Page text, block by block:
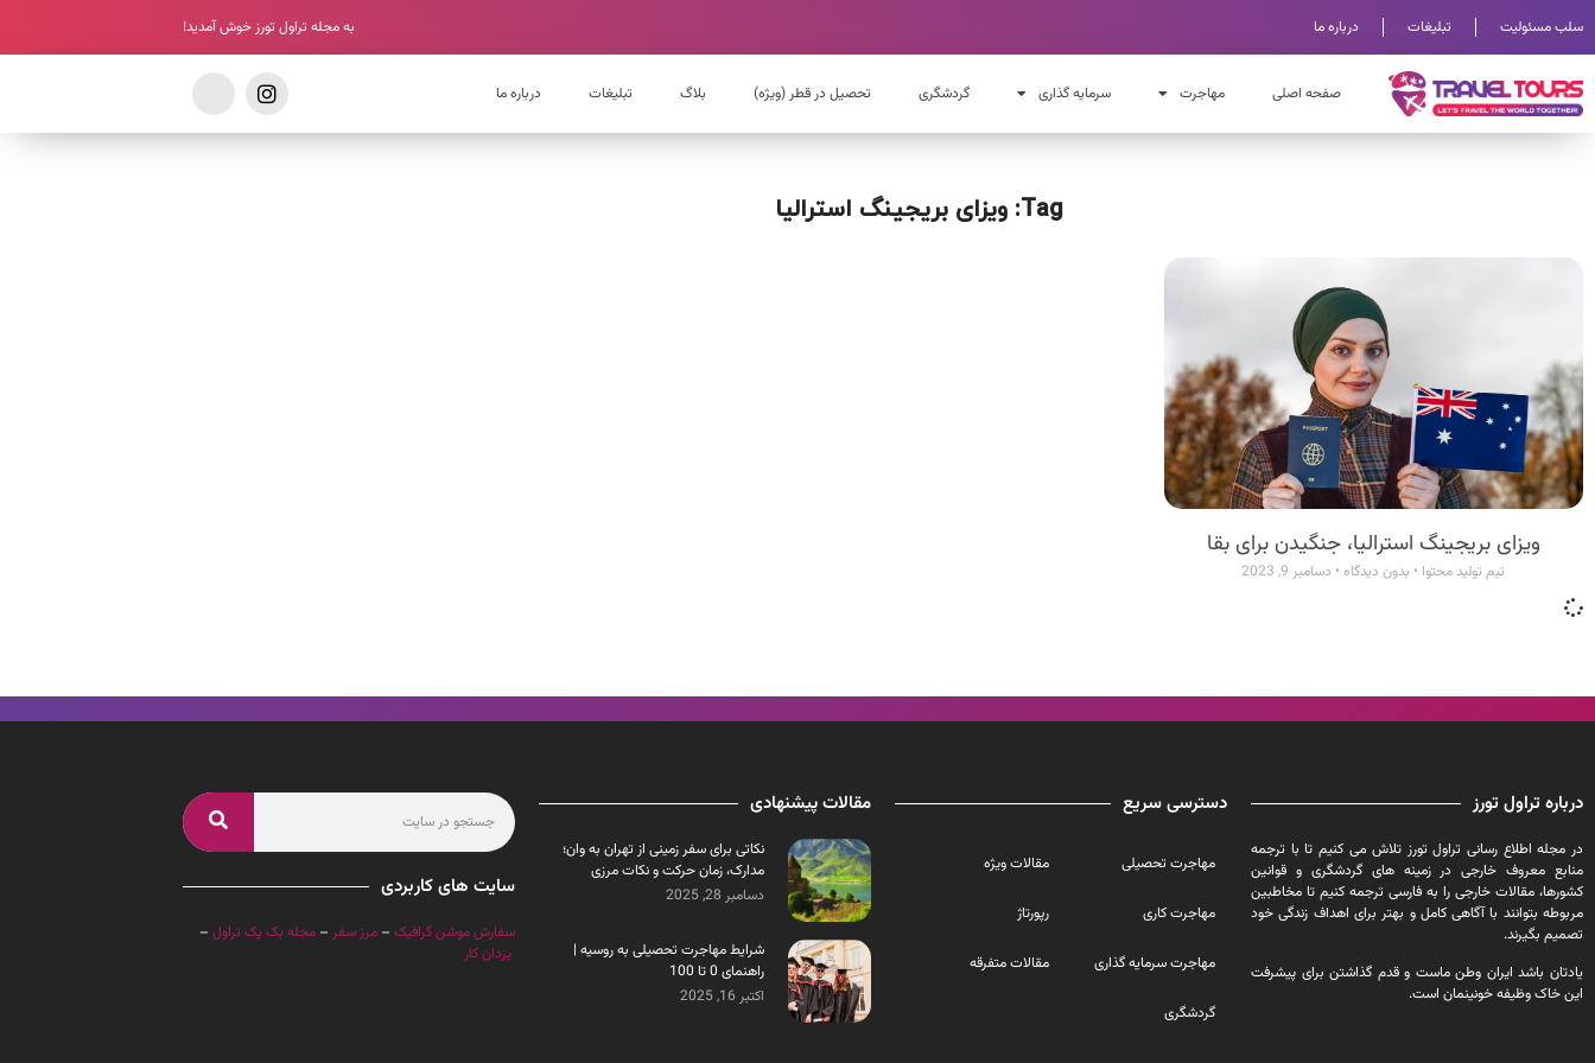
سلب مسئولیت تبلیغات درباره ما به مجله تراول تورز خوش آمدید!
صفحه اصلی مهاجرت سرمایه گذاری گردشگری تحصیل در قطر (ویژه) بلاگ تبلیغات درباره ما
Tag: ویزای بریجینگ استرالیا
ویزای بریجینگ استرالیا، جنگیدن برای بقا
تیم تولید محتوا بدون دیدگاه دسامبر 9, 2023
درباره تراول تورز
در مجله اطلاع رسانی تراول تورز تلاش می کنیم تا با ترجمه
منابع معروف خارجی در زمینه های گردشگری و قوانین
کشورها، مقالات خارجی را به فارسی ترجمه کنیم تا مخاطبین
مربوطه بتوانند با آگاهی کامل و بهتر برای اهداف زندگی خود
تصمیم بگیرند.
یادتان باشد ایران وطن ماست و قدم گذاشتن برای پیشرفت
این خاک وظیفه خونینمان است.
دسترسی سریع
مهاجرت تحصیلی
مهاجرت کاری
مهاجرت سرمایه گذاری
گردشگری
مقالات ویژه
رپورتاژ
مقالات متفرقه
مقالات پیشنهادی
نکاتی برای سفر زمینی از تهران به وان؛
مدارک، زمان حرکت و نکات مرزی
دسامبر 28, 2025
شرایط مهاجرت تحصیلی به روسیه |
راهنمای 0 تا 100
اکتبر 16, 2025
سایت های کاربردی
سفارش موشن گرافیک – مرز سفر – مجله بک پک تراول –
یزدان کار